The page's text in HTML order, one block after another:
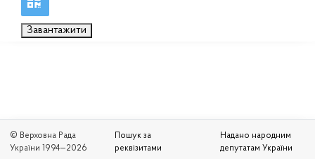
Завантажити
© Верховна Рада
України 1994—2026
Пошук за
реквізитами
Надано народним
депутатам України